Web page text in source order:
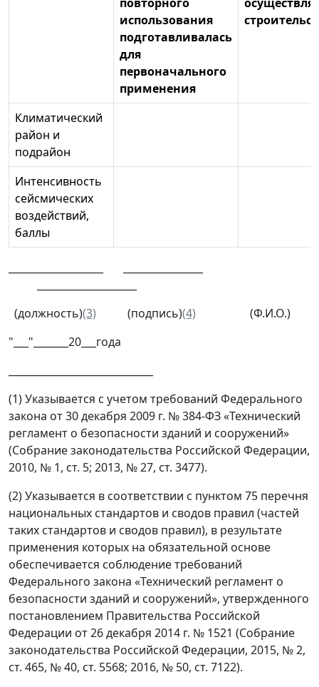
повторного
использования
подготавливалась
для
первоначального
применения
Климатический
район и
подрайон
Интенсивность
сейсмических
воздействий,
баллы
(должность)(3) (подпись)(4) (Ф.И.О.)
"___"_______20___года
(1) Указывается с учетом требований Федерального
закона от 30 декабря 2009 г. № 384-ФЗ «Технический
регламент о безопасности зданий и сооружений»
(Собрание законодательства Российской Федерации,
2010, № 1, ст. 5; 2013, № 27, ст. 3477).
(2) Указывается в соответствии с пунктом 75 перечня
национальных стандартов и сводов правил (частей
таких стандартов и сводов правил), в результате
применения которых на обязательной основе
обеспечивается соблюдение требований
Федерального закона «Технический регламент о
безопасности зданий и сооружений», утвержденного
постановлением Правительства Российской
Федерации от 26 декабря 2014 г. № 1521 (Собрание
законодательства Российской Федерации, 2015, № 2,
ст. 465, № 40, ст. 5568; 2016, № 50, ст. 7122).